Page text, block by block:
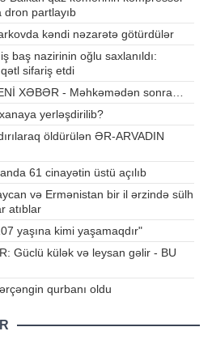
dron partlayıb
kəndi nəzarətə götürdülər
baş nazirinin oğlu saxlanıldı:
qətl sifariş etdi
XƏBƏR - Məhkəmədən sonra…
yerləşdirilib?
öldürülən ƏR-ARVADIN
61 cinayətin üstü açılıb
və Ermənistan bir il ərzində sülh
atıblar
yaşına kimi yaşamaqdır"
Güclü külək və leysan gəlir - BU
qurbanı oldu